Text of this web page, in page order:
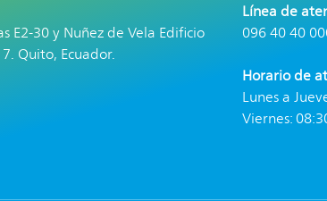
E2-30 y Nuñez de Vela Edificio
Quito, Ecuador.
Línea de
096 40 40
Horario de
Lunes a
Viernes: